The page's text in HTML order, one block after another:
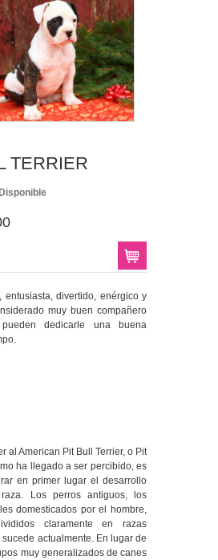
TERRIER
entusiasta, divertido, enérgico y
muy buen compañero
dedicarle una buena
al American Pit Bull Terrier, o Pit
ha llegado a ser percibido, es
en primer lugar el desarrollo
Los perros antiguos, los
domesticados por el hombre,
claramente en razas
actualmente. En lugar de
muy generalizados de canes